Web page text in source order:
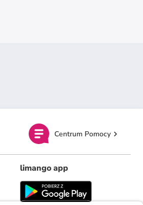
Centrum Pomocy
limango app